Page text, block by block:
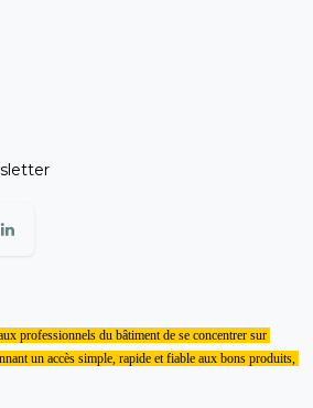
professionnels du bâtiment de se concentrer sur
un accès simple, rapide et fiable aux bons produits,